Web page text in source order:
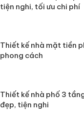
tiện nghi, tối ưu chi phí
Thiết kế nhà mặt tiền
phong cách
Thiết kế nhà phố 3
đẹp, tiện nghi